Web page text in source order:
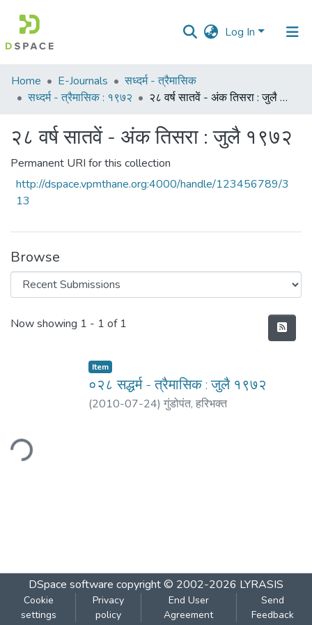
Log In
Communities
&
All of DSpace
Statistics
Home E-Journals
सध्दर्म - त्रैमासिक
सध्दर्म - त्रैमासिक : १९७२
२८ वर्ष सातवें - अंक तिसरा : जुलै १९७२
२८ वर्ष सातवें - अंक तिसरा : जुलै १९७२
Permanent URI for this collection
http://dspace.vpmthane.org:4000/handle/123456789/3
13
Browse
Recent Submissions
Now showing 1 - 1 of 1
Item
०२८ सद्धर्म - त्रैमासिक : जुलै १९७२
(2010-07-24) गुंडोपंत, हरिभक्‍त
DSpace software copyright © 2002-2026 LYRASIS
Cookie
settings
Privacy
policy
End User
Agreement
Send
Feedback